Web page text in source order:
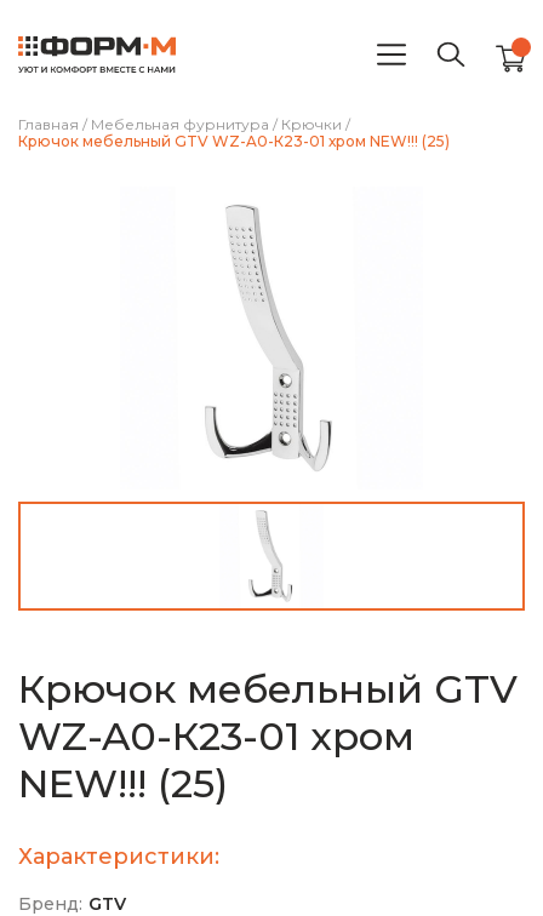
Главная / Мебельная фурнитура / Крючки /
Крючок мебельный GTV WZ-A0-К23-01 хром NEW!!! (25)
Крючок мебельный GTV
WZ-A0-К23-01 хром
NEW!!! (25)
Характеристики:
Бренд: GTV